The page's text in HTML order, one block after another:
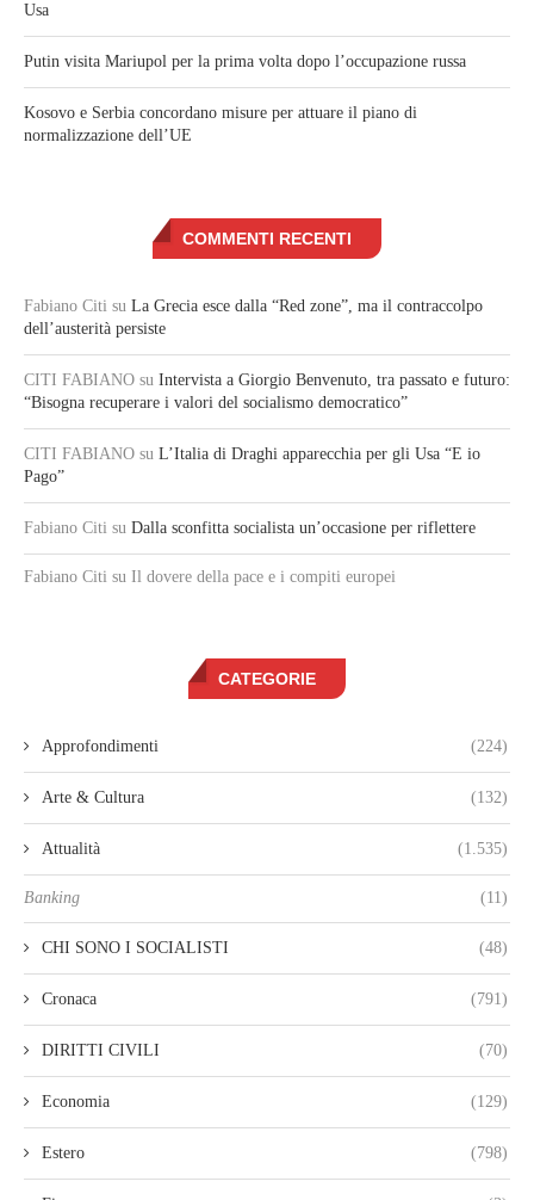
Usa
Putin visita Mariupol per la prima volta dopo l’occupazione russa
Kosovo e Serbia concordano misure per attuare il piano di
normalizzazione dell’UE
COMMENTI RECENTI
Fabiano Citi su La Grecia esce dalla “Red zone”, ma il contraccolpo
dell’austerità persiste
CITI FABIANO su Intervista a Giorgio Benvenuto, tra passato e futuro:
“Bisogna recuperare i valori del socialismo democratico”
CITI FABIANO su L’Italia di Draghi apparecchia per gli Usa “E io
Pago”
Fabiano Citi su Dalla sconfitta socialista un’occasione per riflettere
Fabiano Citi su Il dovere della pace e i compiti europei
CATEGORIE
Approfondimenti (224)
Arte & Cultura (132)
Attualità (1.535)
Banking (11)
CHI SONO I SOCIALISTI (48)
Cronaca (791)
DIRITTI CIVILI (70)
Economia (129)
Estero (798)